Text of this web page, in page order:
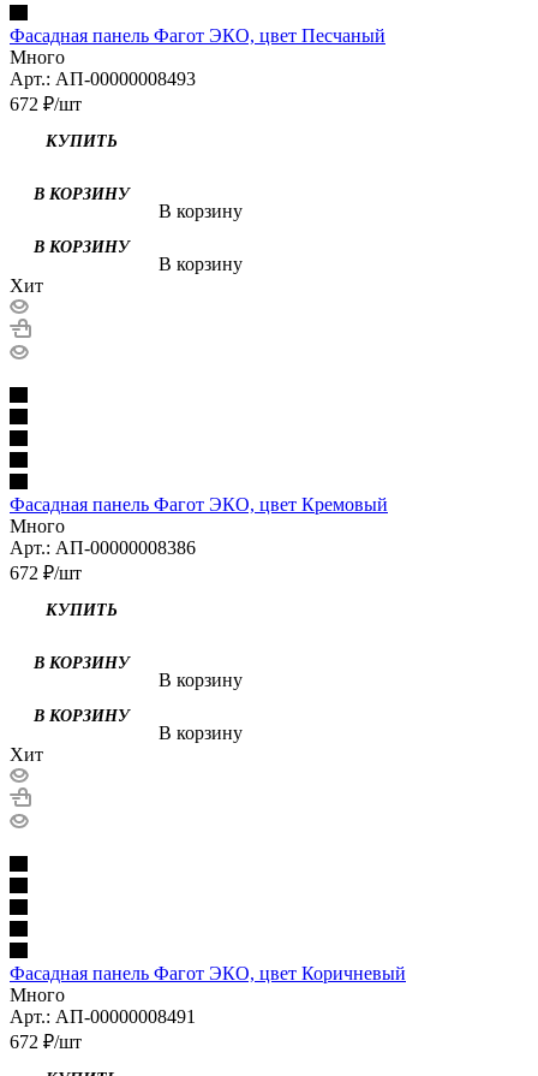
Фасадная панель Фагот ЭКО, цвет Песчаный
Много
Арт.: АП-00000008493
672 ₽/шт
КУПИТЬ
В КОРЗИНУ
В корзину
В КОРЗИНУ
В корзину
Хит
Фасадная панель Фагот ЭКО, цвет Кремовый
Много
Арт.: АП-00000008386
672 ₽/шт
КУПИТЬ
В КОРЗИНУ
В корзину
В КОРЗИНУ
В корзину
Хит
Фасадная панель Фагот ЭКО, цвет Коричневый
Много
Арт.: АП-00000008491
672 ₽/шт